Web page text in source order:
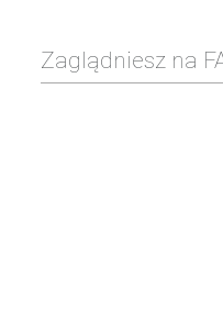
Zaglądniesz na